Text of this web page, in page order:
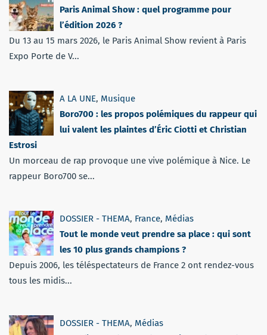
Paris Animal Show : quel programme pour
l’édition 2026 ?
Du 13 au 15 mars 2026, le Paris Animal Show revient à Paris
Expo Porte de V...
A LA UNE, Musique
Boro700 : les propos polémiques du rappeur qui
lui valent les plaintes d’Éric Ciotti et Christian
Estrosi
Un morceau de rap provoque une vive polémique à Nice. Le
rappeur Boro700 se...
DOSSIER - THEMA, France, Médias
Tout le monde veut prendre sa place : qui sont
les 10 plus grands champions ?
Depuis 2006, les téléspectateurs de France 2 ont rendez-vous
tous les midis...
DOSSIER - THEMA, Médias